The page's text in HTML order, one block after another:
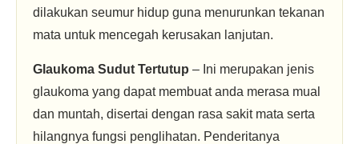
dilakukan seumur hidup guna menurunkan tekanan
mata untuk mencegah kerusakan lanjutan.
Glaukoma Sudut Tertutup – Ini merupakan jenis
glaukoma yang dapat membuat anda merasa mual
dan muntah, disertai dengan rasa sakit mata serta
hilangnya fungsi penglihatan. Penderitanya